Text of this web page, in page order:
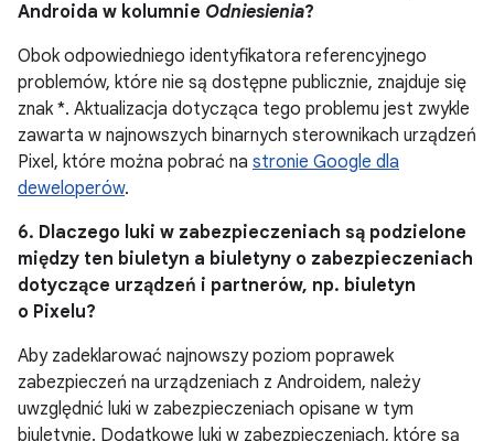
Androida w kolumnie Odniesienia?
Obok odpowiedniego identyfikatora referencyjnego
problemów, które nie są dostępne publicznie, znajduje się
znak *. Aktualizacja dotycząca tego problemu jest zwykle
zawarta w najnowszych binarnych sterownikach urządzeń
Pixel, które można pobrać na stronie Google dla
deweloperów.
6. Dlaczego luki w zabezpieczeniach są podzielone
między ten biuletyn a biuletyny o zabezpieczeniach
dotyczące urządzeń i partnerów, np. biuletyn
o Pixelu?
Aby zadeklarować najnowszy poziom poprawek
zabezpieczeń na urządzeniach z Androidem, należy
uwzględnić luki w zabezpieczeniach opisane w tym
biuletynie. Dodatkowe luki w zabezpieczeniach, które są